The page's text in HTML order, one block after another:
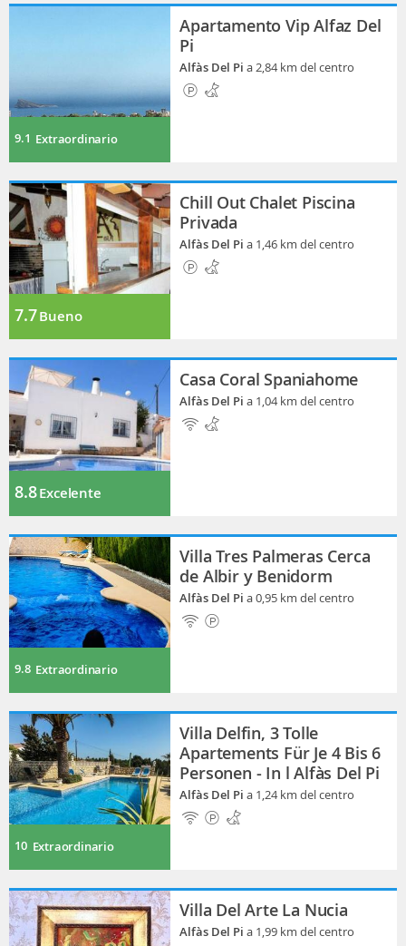
9.1 Extraordinario
Apartamento Vip Alfaz Del
Pi
Alfàs Del Pia 2,84 km del centro
7.7Bueno
Chill Out Chalet Piscina
Privada
Alfàs Del Pia 1,46 km del centro
8.8Excelente
Casa Coral Spaniahome
Alfàs Del Pia 1,04 km del centro
9.8 Extraordinario
Villa Tres Palmeras Cerca
de Albir y Benidorm
Alfàs Del Pia 0,95 km del centro
10 Extraordinario
Villa Delfin, 3 Tolle
Apartements Für Je 4 Bis 6
Personen - In l Alfàs Del Pi
Alfàs Del Pia 1,24 km del centro
Villa Del Arte La Nucia
Alfàs Del Pia 1,99 km del centro